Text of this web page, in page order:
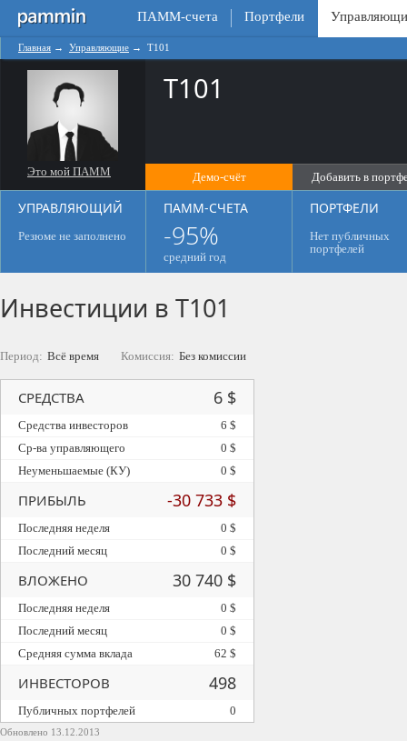
ПАММ-счета Портфели
Главная → Управляющие → T101
Это мой ПАММ
T101
Демо-счёт
Добавить в
0
УПРАВЛЯЮЩИЙ
Резюме не заполнено
ПАММ-СЧЕТА
-95%
средний год
ПОРТФЕЛИ
Нет публичных
портфелей
Инвестиции в T101
Период: Всё время Комиссия: Без комиссии
Обновлено 13.12.2013
СРЕДСТВА 6 $
Средства инвесторов
6 $
Ср-ва управляющего
0 $
Неуменьшаемые (КУ)
0 $
ПРИБЫЛЬ -30 733 $
Последняя неделя
0 $
Последний месяц
0 $
ВЛОЖЕНО 30 740 $
Последняя неделя
0 $
Последний месяц
0 $
Средняя сумма вклада
62 $
ИНВЕСТОРОВ 498
Публичных портфелей 0